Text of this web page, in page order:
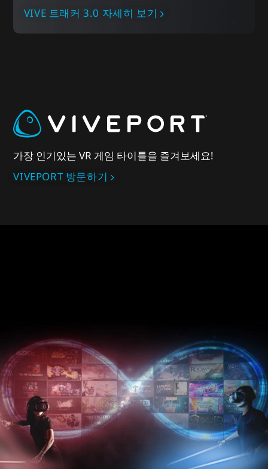
VIVE 트래커 3.0 자세히 보기
가장 인기있는 VR 게임 타이틀을 즐겨보세요!
VIVEPORT 방문하기